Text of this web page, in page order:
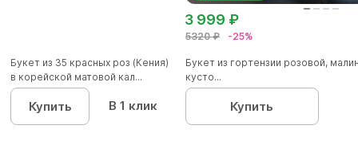
Букет из 35 красных роз (Кения)
в корейской матовой кал...
Купить В 1 клик
5320 ₽ -25%
3 999 ₽
Букет из гортензии розовой,
кусто...
Купить